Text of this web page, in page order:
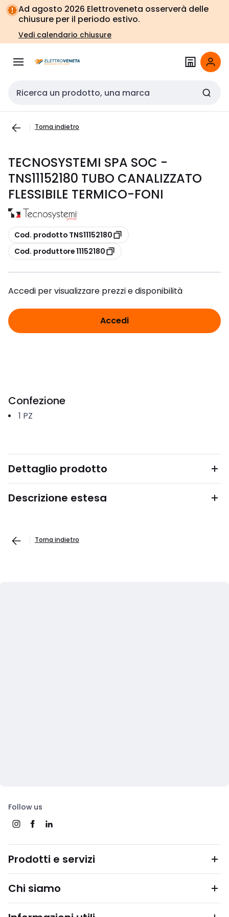
Vai alla
navigazione
Vai
alla
pagina
Ad agosto 2026 Elettroveneta osserverà delle
chiusure per il periodo estivo.
Vedi calendario chiusure
Cerca input
Torna indietro
TECNOSYSTEMI SPA SOC -
TNS11152180 TUBO CANALIZZATO
FLESSIBILE TERMICO-FONI
copia
Cod. prodotto TNS11152180
copia
Cod. produttore 11152180
Accedi per visualizzare prezzi e disponibilità
Accedi
Confezione
1 PZ
Dettaglio prodotto
Descrizione estesa
Torna indietro
Follow us
Prodotti e servizi
Chi siamo